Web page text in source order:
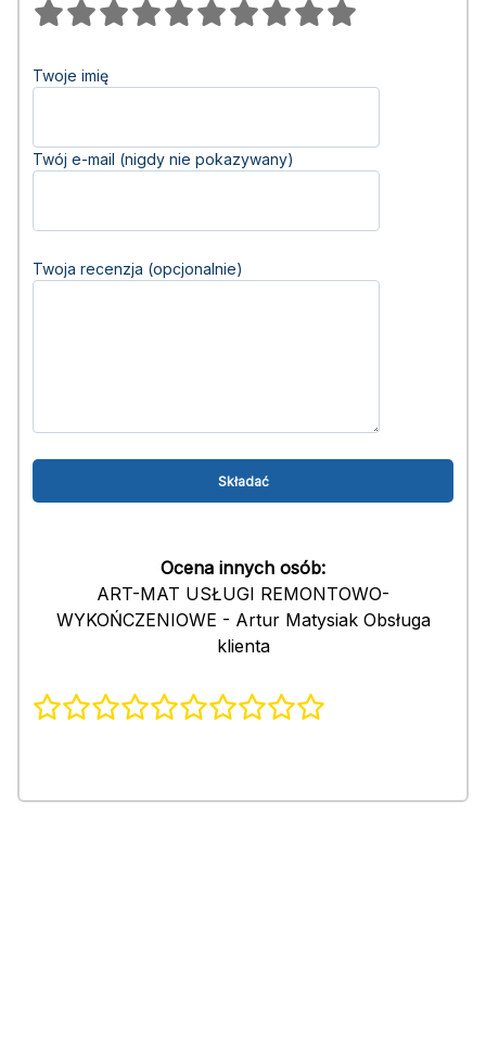
Twoje imię
Twój e-mail (nigdy nie pokazywany)
Twoja recenzja (opcjonalnie)
Ocena innych osób:
ART-MAT USŁUGI REMONTOWO-
WYKOŃCZENIOWE - Artur Matysiak Obsługa
klienta